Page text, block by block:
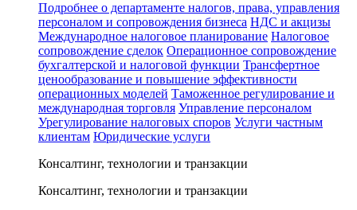
Подробнее о департаменте налогов, права, управления
персоналом и сопровождения бизнеса НДС и акцизы
Международное налоговое планирование Налоговое
сопровождение сделок Операционное сопровождение
бухгалтерской и налоговой функции Трансфертное
ценообразование и повышение эффективности
операционных моделей Таможенное регулирование и
международная торговля Управление персоналом
Урегулирование налоговых споров Услуги частным
клиентам Юридические услуги
Консалтинг, технологии и транзакции
Консалтинг, технологии и транзакции